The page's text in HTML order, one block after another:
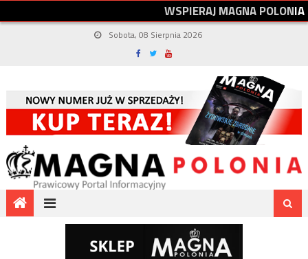
WSPIERAJMAGNAPOLONIA
Sobota, 08 Sierpnia 2026